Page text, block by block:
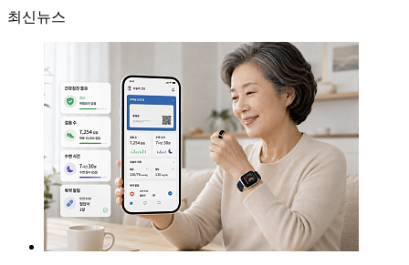
최신뉴스